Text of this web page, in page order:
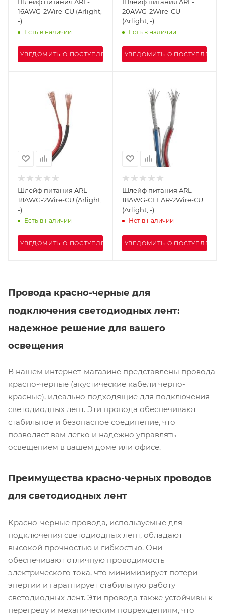
16AWG-2Wire-CU (Arlight,
-)
Есть в наличии
УВЕДОМИТЬ О ПОСТУПЛЕНИИ
20AWG-2Wire-CU
(Arlight, -)
Есть в наличии
УВЕДОМИТЬ О ПОСТУПЛЕНИИ
Шлейф питания ARL-
18AWG-2Wire-CU (Arlight,
-)
Есть в наличии
УВЕДОМИТЬ О ПОСТУПЛЕНИИ
Шлейф питания ARL-
18AWG-CLEAR-2Wire-CU
(Arlight, -)
Нет в наличии
УВЕДОМИТЬ О ПОСТУПЛЕНИИ
Провода красно-черные для
подключения светодиодных лент:
надежное решение для вашего
освещения
В нашем интернет-магазине представлены провода
красно-черные (акустические кабели черно-
красные), идеально подходящие для подключения
светодиодных лент. Эти провода обеспечивают
стабильное и безопасное соединение, что
позволяет вам легко и надежно управлять
освещением в вашем доме или офисе.
Преимущества красно-черных проводов
для светодиодных лент
Красно-черные провода, используемые для
подключения светодиодных лент, обладают
высокой прочностью и гибкостью. Они
обеспечивают отличную проводимость
электрического тока, что минимизирует потери
энергии и гарантирует стабильную работу
светодиодных лент. Эти провода также устойчивы к
перегреву и механическим повреждениям, что